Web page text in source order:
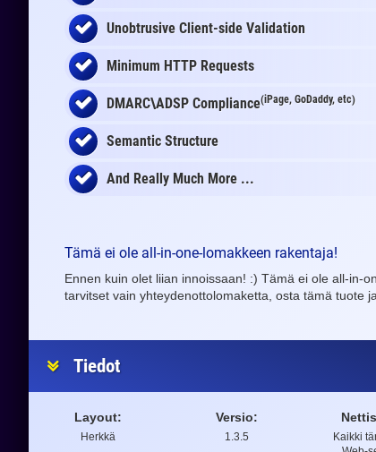
Unobtrusive Client-side Validation
Minimum HTTP Requests
DMARC\ADSP Compliance(iPage, GoDaddy, etc)
Semantic Structure
And Really Much More ...
Tämä ei ole all-in-one-lomakkeen rakentaja!
Ennen kuin olet liian innoissaan! :) Tämä ei ole all-in-
tarvitset vain yhteydenottolomaketta, osta tämä tuote
Tiedot
Layout:
Herkkä
Versio:
1.3.5
Kaikki